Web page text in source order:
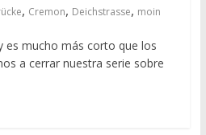
, Cremon, Deichstrasse, moin
es mucho más corto que los
a cerrar nuestra serie sobre